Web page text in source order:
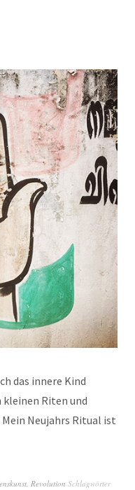
das innere Kind
kleinen Riten und
Neujahrs Ritual ist
, Revolution Schlagwörter